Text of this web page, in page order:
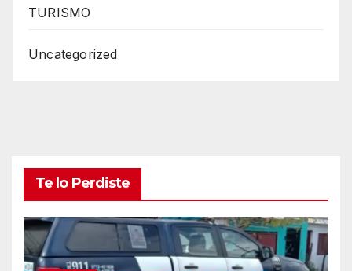
TURISMO
Uncategorized
Te lo Perdiste